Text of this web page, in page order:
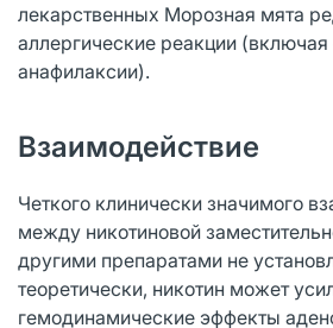
лекарственных Морозная мята
аллергические реакции
анафилаксии).
Взаимодействие
Четкого клинически значимого
между никотиновой
другими препаратами не
теоретически, никотин может
гемодинамические эффекты